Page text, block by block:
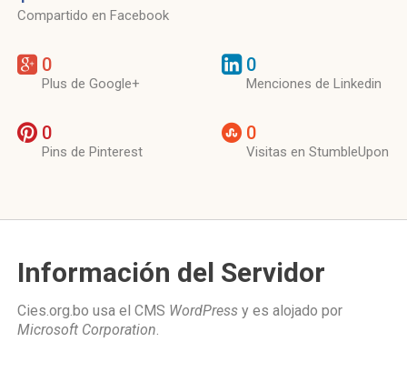
Compartido en Facebook
0
Plus de Google+
0
Menciones de Linkedin
0
Pins de Pinterest
0
Visitas en StumbleUpon
Información del Servidor
Cies.org.bo usa el CMS WordPress y es alojado por
Microsoft Corporation.